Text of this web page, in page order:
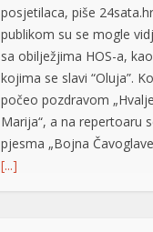
posjetilaca, piše
publikom su se mogle
sa obilježjima HOS-a,
kojima se slavi “Oluja”.
počeo pozdravom
Marija“, a na repertoaru
pjesma „Bojna
[...]